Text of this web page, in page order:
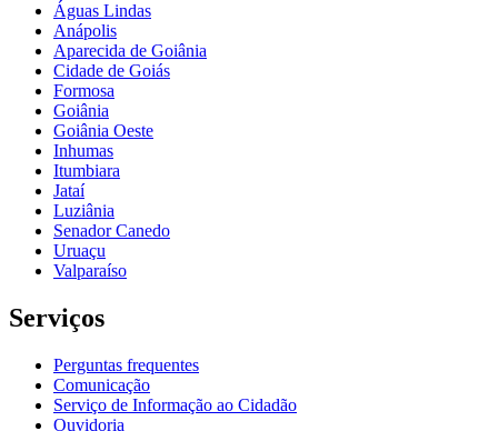
Águas Lindas
Anápolis
Aparecida de Goiânia
Cidade de Goiás
Formosa
Goiânia
Goiânia Oeste
Inhumas
Itumbiara
Jataí
Luziânia
Senador Canedo
Uruaçu
Valparaíso
Serviços
Perguntas frequentes
Comunicação
Serviço de Informação ao Cidadão
Ouvidoria